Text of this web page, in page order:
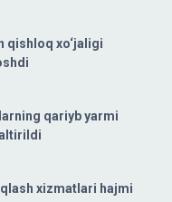
qishloq xo‘jaligi
qariyb yarmi
xizmatlari hajmi